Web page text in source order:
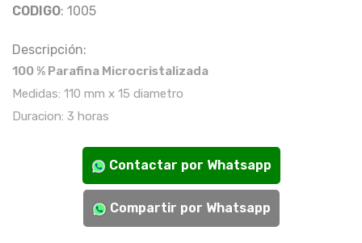
CODIGO: 1005
Descripción:
100 % Parafina Microcristalizada
Medidas: 110 mm x 15 diametro
Duracion: 3 horas
Contactar por Whatsapp
Compartir por Whatsapp